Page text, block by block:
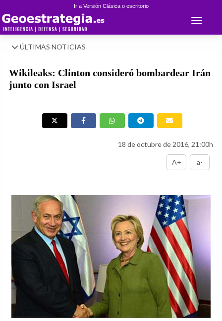
Ir a Versión Clásica o escritorio
Toggle
ÚLTIMAS NOTICIAS
Wikileaks: Clinton consideró bombardear Irán
junto con Israel
18 de octubre de 2016, 21:00h
A+ a-